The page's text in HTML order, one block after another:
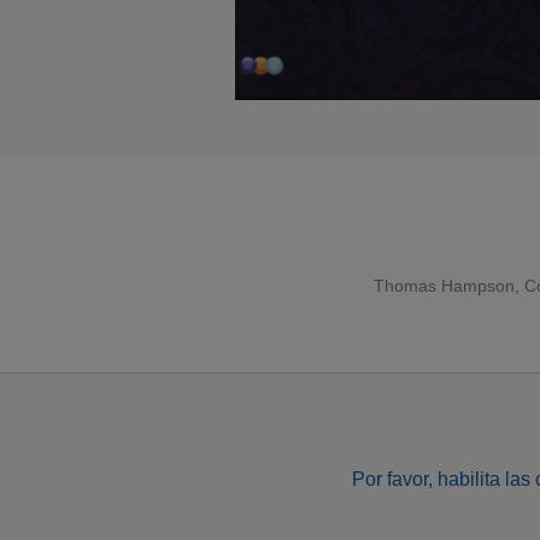
Thomas Hampson
Por favor, habilita las